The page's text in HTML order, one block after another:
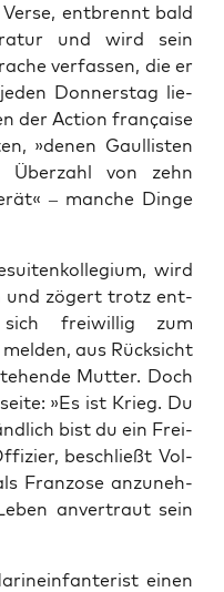
ent­brennt bald
und wird sein
ver­fas­sen, die er
Don­ners­tag lie­
der Action fran­çai­se
»denen Gaul­lis­ten
Über­zahl von zehn
– man­che Din­ge
wird
und zögert trotz ent­
sich frei­wil­lig zum
aus Rück­sicht
Mut­ter. Doch
»Es ist Krieg. Du
bist du ein Frei­
beschließt Vol­
Fran­zo­se anzu­neh­
anver­traut sein
einen